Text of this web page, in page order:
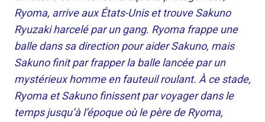
Ryoma, arrive aux États-Unis et trouve Sakuno
Ryuzaki harcelé par un gang. Ryoma frappe une
balle dans sa direction pour aider Sakuno, mais
Sakuno finit par frapper la balle lancée par un
mystérieux homme en fauteuil roulant. À ce stade,
Ryoma et Sakuno finissent par voyager dans le
temps jusqu’à l’époque où le père de Ryoma,